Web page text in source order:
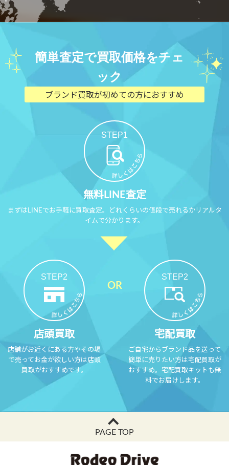
簡単査定で買取価格をチェ
ック
ブランド買取が初めての方におすすめ
STEP1
無料LINE査定
まずはLINEでお手軽に買取査定。どれくらいの値段で売れるかリアルタ
イムで分かります。
STEP2
店頭買取
店舗がお近くにある方やその場
で売ってお金が欲しい方は店頭
買取がおすすめです。
STEP2
宅配買取
ご自宅からブランド品を送って
簡単に売りたい方は宅配買取が
おすすめ。宅配買取キットも無
料でお届けします。
PAGE TOP